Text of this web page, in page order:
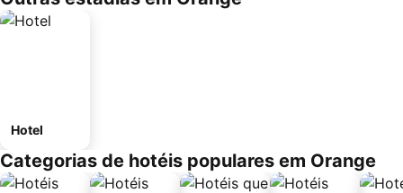
Hotel
Categorias de hotéis populares em Orange